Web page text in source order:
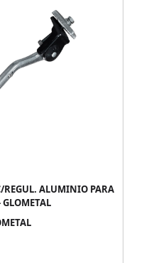
REGUL. ALUMINIO PARA
GLOMETAL